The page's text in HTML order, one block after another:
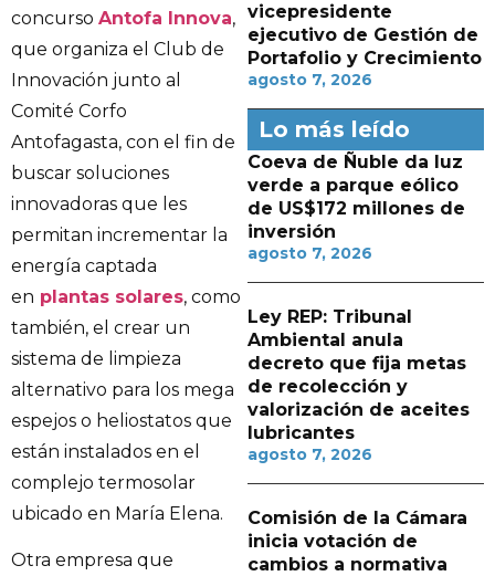
concurso Antofa Innova,
que organiza el Club de
Innovación junto al
Comité Corfo
Antofagasta, con el fin de
buscar soluciones
innovadoras que les
permitan incrementar la
energía captada
en plantas solares, como
también, el crear un
sistema de limpieza
alternativo para los mega
espejos o heliostatos que
están instalados en el
complejo termosolar
ubicado en María Elena.
Otra empresa que
vicepresidente
ejecutivo de Gestión de
Portafolio y Crecimiento
agosto 7, 2026
Lo más leído
Coeva de Ñuble da luz
verde a parque eólico
de US$172 millones de
inversión
agosto 7, 2026
Ley REP: Tribunal
Ambiental anula
decreto que fija metas
de recolección y
valorización de aceites
lubricantes
agosto 7, 2026
Comisión de la Cámara
inicia votación de
cambios a normativa